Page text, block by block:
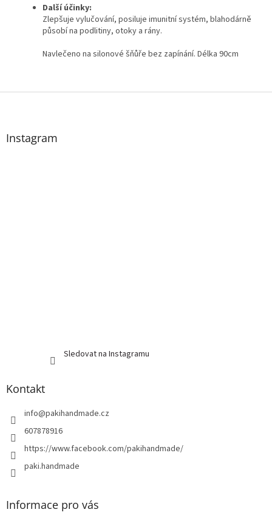
Další účinky:
Zlepšuje vylučování, posiluje imunitní systém, blahodárně
působí na podlitiny, otoky a rány.
Navlečeno na silonové šňůře bez zapínání. Délka 90cm
Z
Instagram
Sledovat na Instagramu
Kontakt
info@pakihandmade.cz
607878916
https://www.facebook.com/pakihandmade/
paki.handmade
Informace pro vás